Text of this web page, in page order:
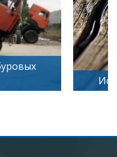
дерева